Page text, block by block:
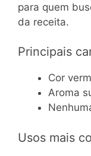
para quem
da receita.
Principais
Cor
Aroma
Usos mais